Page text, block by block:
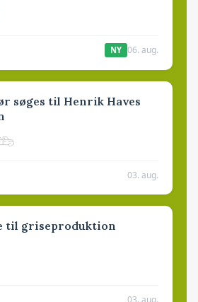
NY 06. aug.
søges til Henrik Haves
03. aug.
til griseproduktion
03. aug.